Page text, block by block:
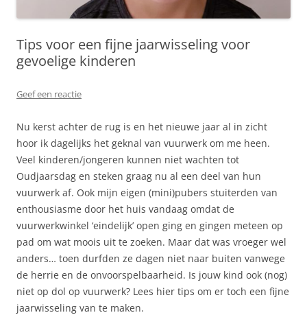
Tips voor een fijne jaarwisseling voor
gevoelige kinderen
Geef een reactie
Nu kerst achter de rug is en het nieuwe jaar al in zicht
hoor ik dagelijks het geknal van vuurwerk om me heen.
Veel kinderen/jongeren kunnen niet wachten tot
Oudjaarsdag en steken graag nu al een deel van hun
vuurwerk af. Ook mijn eigen (mini)pubers stuiterden van
enthousiasme door het huis vandaag omdat de
vuurwerkwinkel ‘eindelijk’ open ging en gingen meteen op
pad om wat moois uit te zoeken. Maar dat was vroeger wel
anders… toen durfden ze dagen niet naar buiten vanwege
de herrie en de onvoorspelbaarheid. Is jouw kind ook (nog)
niet op dol op vuurwerk? Lees hier tips om er toch een fijne
jaarwisseling van te maken.